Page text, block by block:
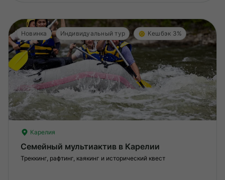
Новинка Индивидуальный тур Кешбэк 3%
Карелия
Семейный мультиактив в Карелии
Треккинг, рафтинг, каякинг и исторический квест